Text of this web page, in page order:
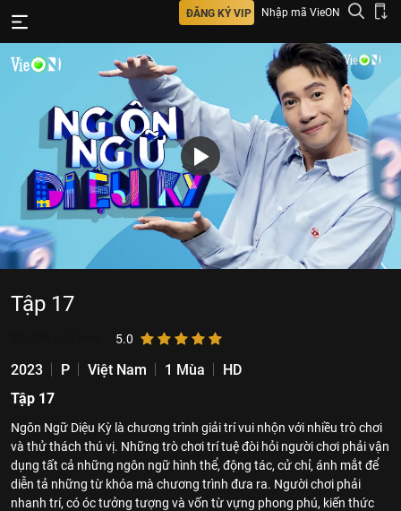
ĐĂNG KÝ VIP Nhập mã VieON
Tập 17
5.0
2023 P Việt Nam 1 Mùa
HD
Tập 17
Ngôn Ngữ Diệu Kỳ là chương trình giải trí vui nhộn với nhiều trò chơi
và thử thách thú vị. Những trò chơi trí tuệ đòi hỏi người chơi phải vận
dụng tất cả những ngôn ngữ hình thể, động tác, cử chỉ, ánh mắt để
diễn tả những từ khóa mà chương trình đưa ra. Người chơi phải
nhanh trí, có óc tưởng tượng và vốn từ vựng phong phú, kiến thức